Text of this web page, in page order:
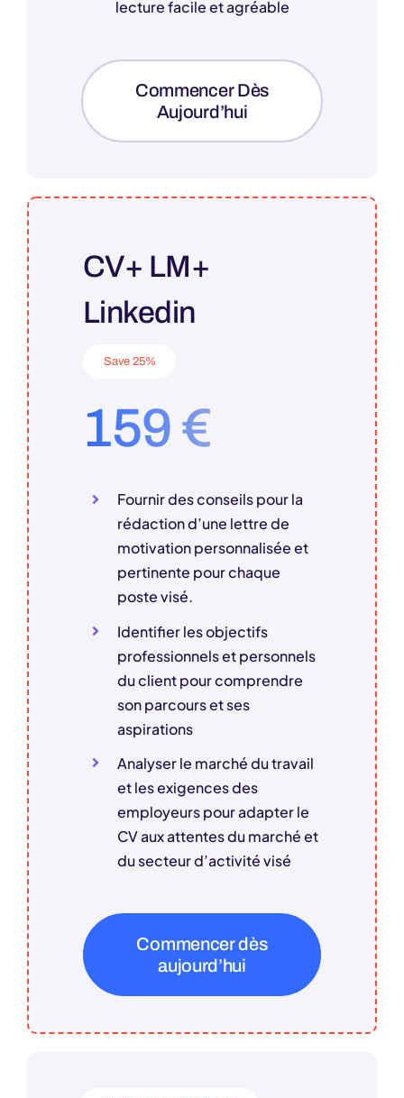
lecture facile et agréable
Commencer Dès
Aujourd’hui
CV+ LM+
Linkedin
Save 25%
159 €
Fournir des conseils pour la
rédaction d’une lettre de
motivation personnalisée et
pertinente pour chaque
poste visé.
Identifier les objectifs
professionnels et personnels
du client pour comprendre
son parcours et ses
aspirations
Analyser le marché du travail
et les exigences des
employeurs pour adapter le
CV aux attentes du marché et
du secteur d’activité visé
Commencer dès
aujourd’hui